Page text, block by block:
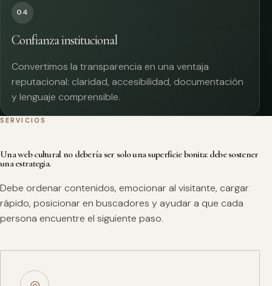
04
Confianza institucional
Convertimos la transparencia en una ventaja
reputacional: claridad, accesibilidad, documentación
y lenguaje comprensible.
SERVICIOS
Una web cultural no debería ser solo una superficie bonita: debe sostener
una estrategia.
Debe ordenar contenidos, emocionar al visitante, cargar
rápido, posicionar en buscadores y ayudar a que cada
persona encuentre el siguiente paso.